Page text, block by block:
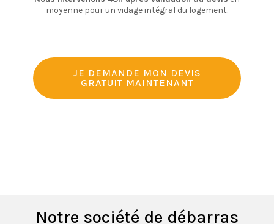
moyenne pour un vidage intégral du logement.
JE DEMANDE MON DEVIS
GRATUIT MAINTENANT
Notre société de débarras